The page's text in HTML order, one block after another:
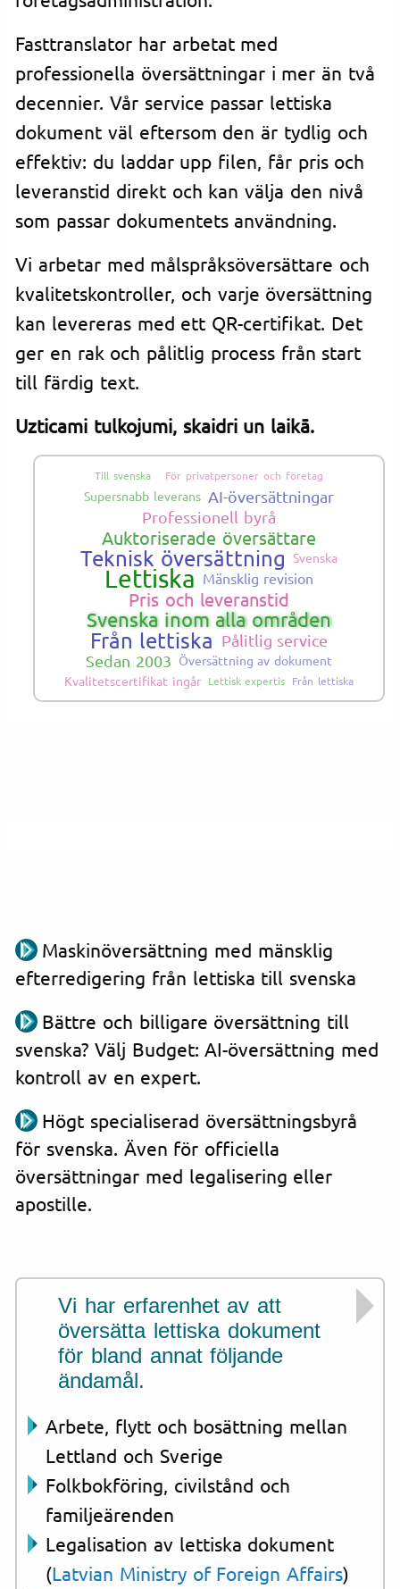
Fasttranslator har arbetat med
professionella översättningar i mer än två
decennier. Vår service passar lettiska
dokument väl eftersom den är tydlig och
effektiv: du laddar upp filen, får pris och
leveranstid direkt och kan välja den nivå
som passar dokumentets användning.
Vi arbetar med målspråksöversättare och
kvalitetskontroller, och varje översättning
kan levereras med ett QR-certifikat. Det
ger en rak och pålitlig process från start
till färdig text.
Uzticami tulkojumi, skaidri un laikā.
Till svenska För privatpersoner och företag
Supersnabb leverans AI-översättningar
Professionell byrå
Auktoriserade översättare
Teknisk översättning Svenska
Lettiska Mänsklig revision
Pris och leveranstid
Svenska inom alla områden
Från lettiska Pålitlig service
Sedan 2003 Översättning av dokument
Kvalitetscertifikat ingår Lettisk expertis Från lettiska
Maskinöversättning med mänsklig
efterredigering från lettiska till svenska
Bättre och billigare översättning till
svenska? Välj Budget: AI-översättning med
kontroll av en expert.
Högt specialiserad översättningsbyrå
för svenska. Även för officiella
översättningar med legalisering eller
apostille.
Vi har erfarenhet av att
översätta lettiska dokument
för bland annat följande
ändamål.
Arbete, flytt och bosättning mellan
Lettland och Sverige
Folkbokföring, civilstånd och
familjeärenden
Legalisation av lettiska dokument
(Latvian Ministry of Foreign Affairs)